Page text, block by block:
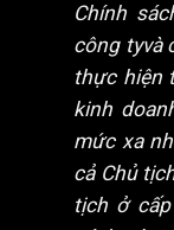
Chính
công tyvà
thực hiện
kinh
mức xa
cả Chủ
tịch ở